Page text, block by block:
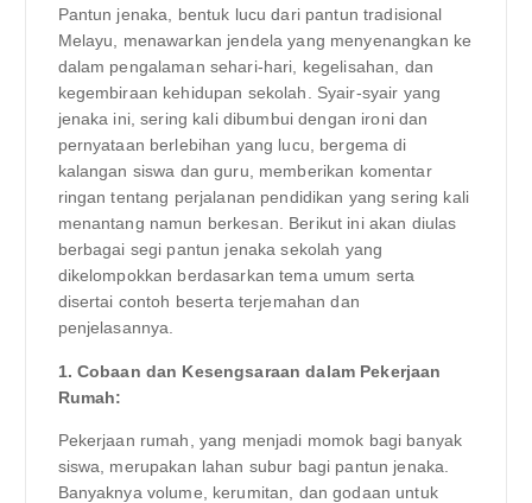
Pantun jenaka, bentuk lucu dari pantun tradisional
Melayu, menawarkan jendela yang menyenangkan ke
dalam pengalaman sehari-hari, kegelisahan, dan
kegembiraan kehidupan sekolah. Syair-syair yang
jenaka ini, sering kali dibumbui dengan ironi dan
pernyataan berlebihan yang lucu, bergema di
kalangan siswa dan guru, memberikan komentar
ringan tentang perjalanan pendidikan yang sering kali
menantang namun berkesan. Berikut ini akan diulas
berbagai segi pantun jenaka sekolah yang
dikelompokkan berdasarkan tema umum serta
disertai contoh beserta terjemahan dan
penjelasannya.
1. Cobaan dan Kesengsaraan dalam Pekerjaan
Rumah:
Pekerjaan rumah, yang menjadi momok bagi banyak
siswa, merupakan lahan subur bagi pantun jenaka.
Banyaknya volume, kerumitan, dan godaan untuk